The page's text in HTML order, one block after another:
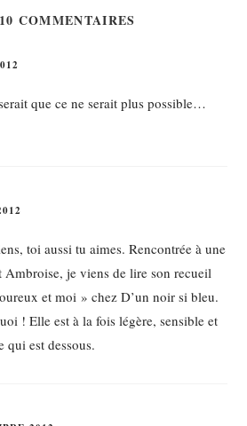
COMMENTAIRES
que ce ne serait plus possible…
toi aussi tu aimes. Rencontrée à une
Ambroise, je viens de lire son recueil
et moi » chez D’un noir si bleu.
! Elle est à la fois légère, sensible et
qui est dessous.